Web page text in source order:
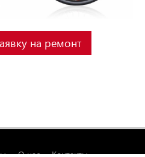
на ремонт
О нас Контакты